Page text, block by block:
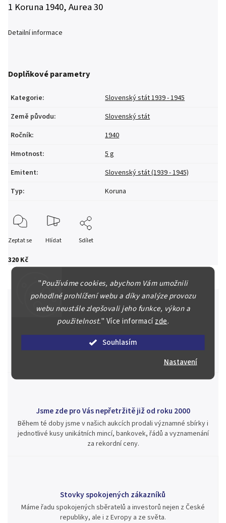
"Používáme cookies, abychom Vám umožnili
pohodlné prohlížení webu a díky analýze provozu
webu neustále zlepšovali jeho funkce, výkon a
použitelnost." Více informacízde.
Souhlasím
Nastavení
320 Kč
1 Koruna 1940, Aurea 30
Detailní informace
Doplňkové parametry
Kategorie:
Slovenský stát 1939 - 1945
Země původu:
Slovenský stát
Ročník:
1940
Hmotnost:
5 g
Emitent:
Slovenský stát (1939 - 1945)
Typ: Koruna
Zeptat se Hlídat Sdílet
Špičkové služby za nejlepší ceny
Náš kolektiv specialistů a znalců se Vám bude plně věnovat.
Posoudíme kvalitu a pravost Vašeho materiálu, prodáme v naší
aukci nebo Vám poradíme kam investovat.
Jsme zde pro Vás nepřetržitě již od roku 2000
Během té doby jsme v našich aukcích prodali významné sbírky i
jednotlivé kusy unikátních mincí, bankovek, řádů a vyznamenání
za rekordní ceny.
Stovky spokojených zákazníků
Máme řadu spokojených sběratelů a investorů nejen z České
republiky, ale i z Evropy a ze světa.